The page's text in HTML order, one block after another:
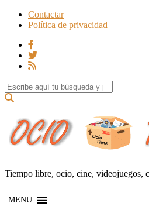
Contactar
Política de privacidad
Search for:
Tiempo libre, ocio, cine, videojuegos,
MENU